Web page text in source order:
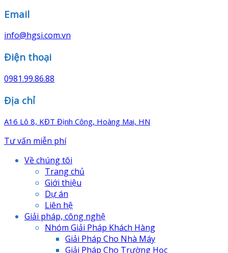
Email
info@hgsi.com.vn
Điện thoại
0981.99.86.88
Địa chỉ
A16 Lô 8, KĐT Định Công, Hoàng Mai, HN
Tư vấn miễn phí
Về chúng tôi
Trang chủ
Giới thiệu
Dự án
Liên hệ
Giải pháp, công nghệ
Nhóm Giải Pháp Khách Hàng
Giải Pháp Cho Nhà Máy
Giải Pháp Cho Trường Học